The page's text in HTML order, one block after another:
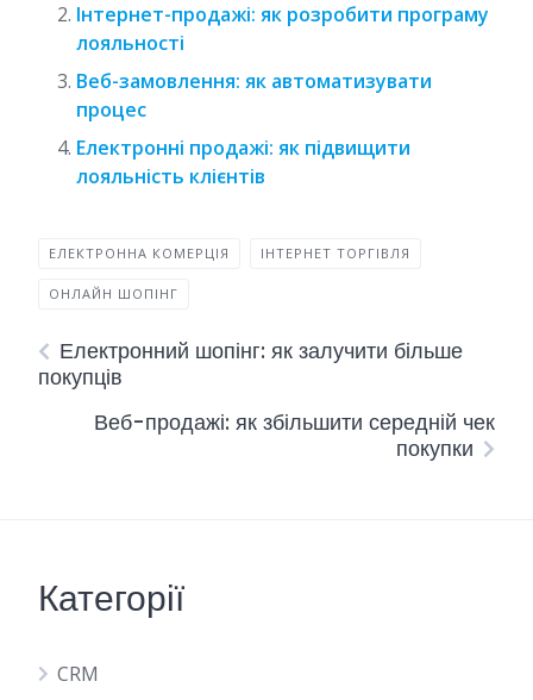
Інтернет-продажі: як розробити програму
лояльності
Веб-замовлення: як автоматизувати
процес
Електронні продажі: як підвищити
лояльність клієнтів
ЕЛЕКТРОННА КОМЕРЦІЯ ІНТЕРНЕТ ТОРГІВЛЯ
ОНЛАЙН ШОПІНГ
Електронний шопінг: як залучити більше
покупців
Веб-продажі: як збільшити середній чек
покупки
Категорії
CRM